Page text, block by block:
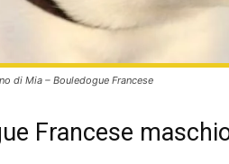
di Mia – Bouledogue Francese
Francese